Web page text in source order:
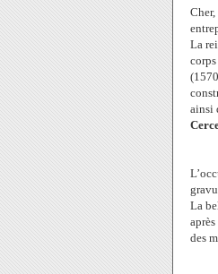
La
ainsi
La
des